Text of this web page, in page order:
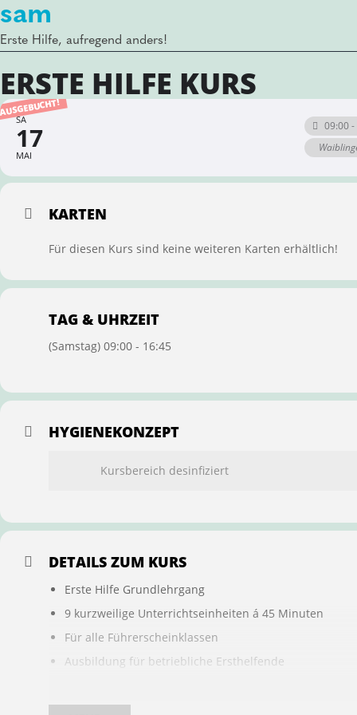
sam
Erste Hilfe, aufregend anders!
ERSTE HILFE KURS
SA
17
MAI
09:00
KARTEN
Für diesen Kurs sind keine weiteren Karten erhältlich!
TAG & UHRZEIT
(Samstag) 09:00 - 16:45
HYGIENEKONZEPT
Kursbereich desinfiziert
DETAILS ZUM KURS
Erste Hilfe Grundlehrgang
9 kurzweilige Unterrichtseinheiten á 45 Minuten
Für alle Führerscheinklassen
Ausbildung für betriebliche Ersthelfende